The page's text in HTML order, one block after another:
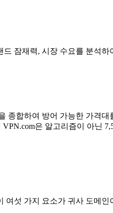
잠재력, 시장 수요를 분석
종합하여 방어 가능한 가격
VPN.com은 알고리즘이 아닌
섯 가지 요소가 귀사 도메